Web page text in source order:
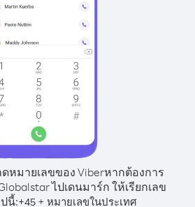
หมายเลขของ Viberหากต้องการ
ไปเดนมาร์ก ให้เรียกเลข
นี้:+45+ หมายเลขในประเทศ